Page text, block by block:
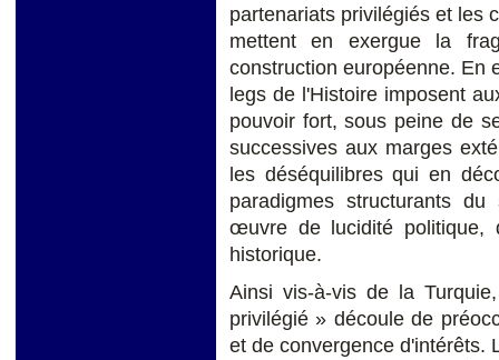
partenariats privilégiés et les
mettent en exergue la
construction européenne. En
legs de l'Histoire imposent
pouvoir fort, sous peine de
successives aux marges
les déséquilibres qui en
paradigmes structurants
œuvre de lucidité politique,
historique.
Ainsi vis-à-vis de la
privilégié » découle de
et de convergence d'intérêts.